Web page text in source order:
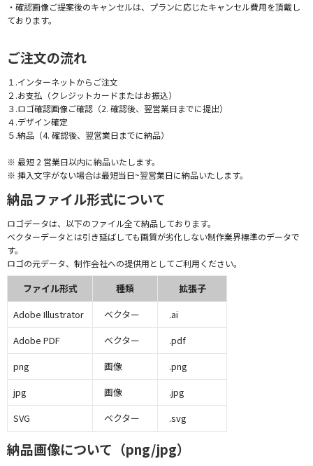
・確認画像ご提案後のキャンセルは、プランに応じたキャンセル費用を頂戴し
ております。
ご注文の流れ
１.インターネットからご注文
２.お支払（クレジットカードまたはお振込）
３.ロゴ確認画像ご確認（2. 確認後、翌営業日までに提出）
４.デザイン確定
５.納品（4. 確認後、翌営業日までに納品）
※ 最短 2 営業日以内に納品いたします。
※ 挿入文字がない場合は最短当日~翌営業日に納品いたします。
納品ファイル形式について
ロゴデータは、以下のファイル全て納品しております。
ベクターデータとは引き延ばしても画質が劣化しない制作業界標準のデータで
す。
ロゴの元データ、制作会社への提供用としてご利用ください。
ファイル形式 種類
拡張子
Adobe Illustrator
ベクター
.ai
Adobe PDF
ベクター
.pdf
png
画像
.png
jpg
画像
.jpg
SVG
ベクター .svg
納品画像について（png/jpg）